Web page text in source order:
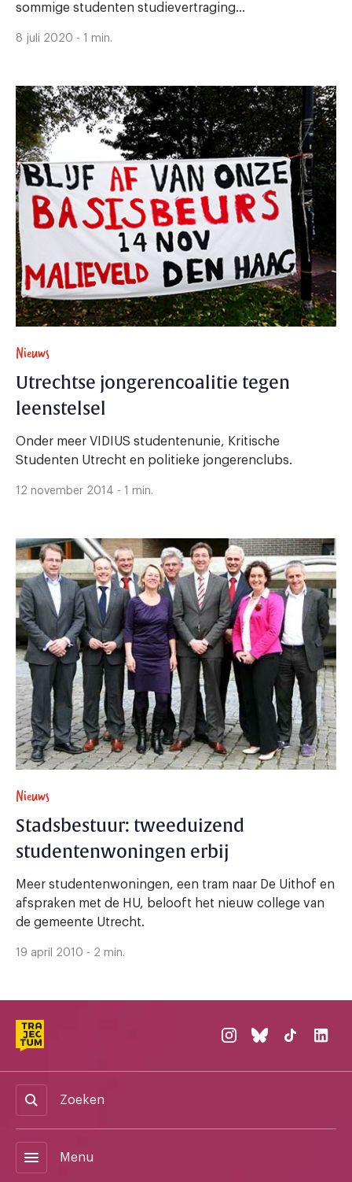
sommige studenten studievertraging...
8 juli 2020 - 1 min.
Nieuws
Utrechtse jongerencoalitie tegen
leenstelsel
Onder meer VIDIUS studentenunie, Kritische
Studenten Utrecht en politieke jongerenclubs.
12 november 2014 - 1 min.
Nieuws
Stadsbestuur: tweeduizend
studentenwoningen erbij
Meer studentenwoningen, een tram naar De Uithof en
afspraken met de HU, belooft het nieuw college van
de gemeente Utrecht.
19 april 2010 - 2 min.
Zoeken
menu Menu